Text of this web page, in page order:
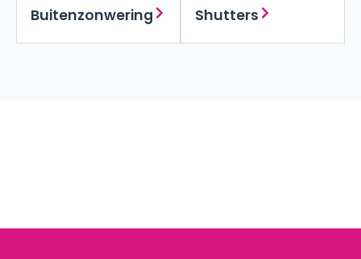
Buitenzonwering Shutters